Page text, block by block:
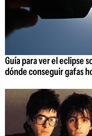
Guía para ver el eclipse
dónde conseguir gafas